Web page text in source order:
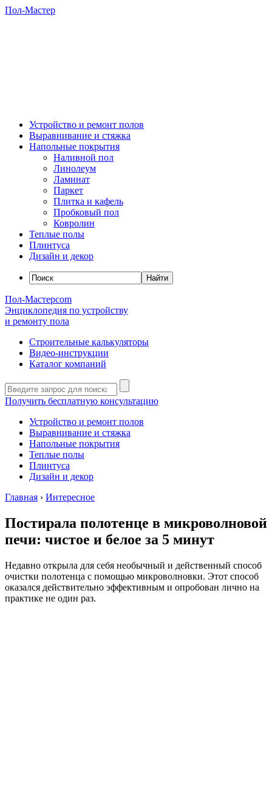
Пол-Мастер
Устройство и ремонт полов
Выравнивание и стяжка
Напольные покрытия
Наливной пол
Линолеум
Ламинат
Паркет
Плитка и кафель
Пробковый пол
Ковролин
Теплые полы
Плинтуса
Дизайн и декор
Пол-Мастерcom
Энциклопедия по устройству
и ремонту пола
Строительные калькуляторы
Видео-инструкции
Каталог компаний
Получить бесплатную консультацию
Устройство и ремонт полов
Выравнивание и стяжка
Напольные покрытия
Теплые полы
Плинтуса
Дизайн и декор
Главная › Интересное
Постирала полотенце в микроволновой
печи: чистое и белое за 5 минут
Недавно открыла для себя необычный и действенный способ
очистки полотенца с помощью микроволновки. Этот способ
оказался действительно эффективным и опробован лично на
практике не один раз.